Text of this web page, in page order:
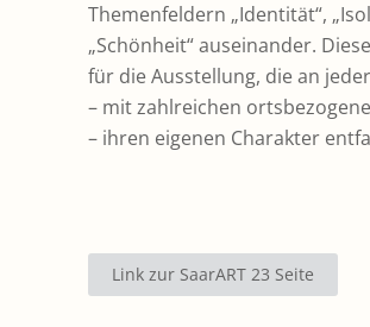
Themenfeldern „Identität“,
„Schönheit“ auseinander.
für die Ausstellung, die an
– mit zahlreichen
– ihren eigenen Charakter
Link zur SaarART 23 Seite